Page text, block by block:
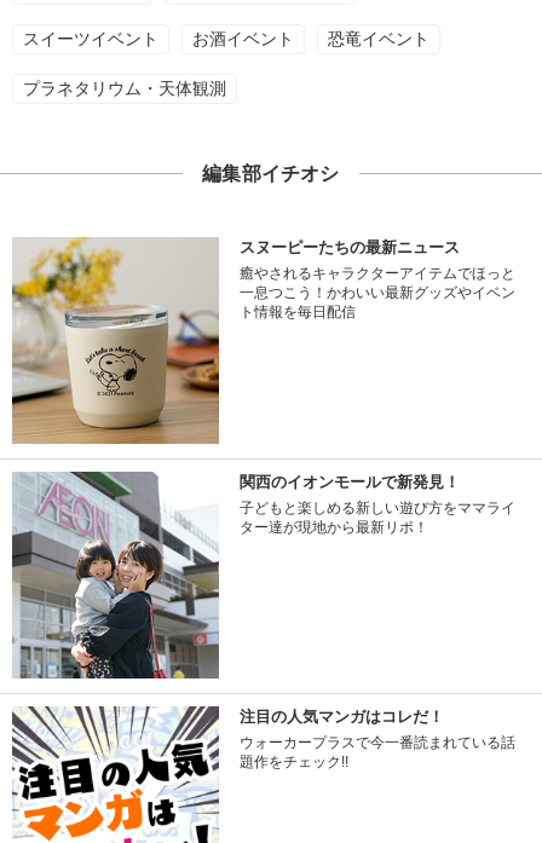
スイーツイベント お酒イベント 恐竜イベント
プラネタリウム・天体観測
編集部イチオシ
スヌーピーたちの最新ニュース
癒やされるキャラクターアイテムでほっと
一息つこう！かわいい最新グッズやイベン
ト情報を毎日配信
関西のイオンモールで新発見！
子どもと楽しめる新しい遊び方をママライ
ター達が現地から最新リポ！
注目の人気マンガはコレだ！
ウォーカープラスで今一番読まれている話
題作をチェック!!